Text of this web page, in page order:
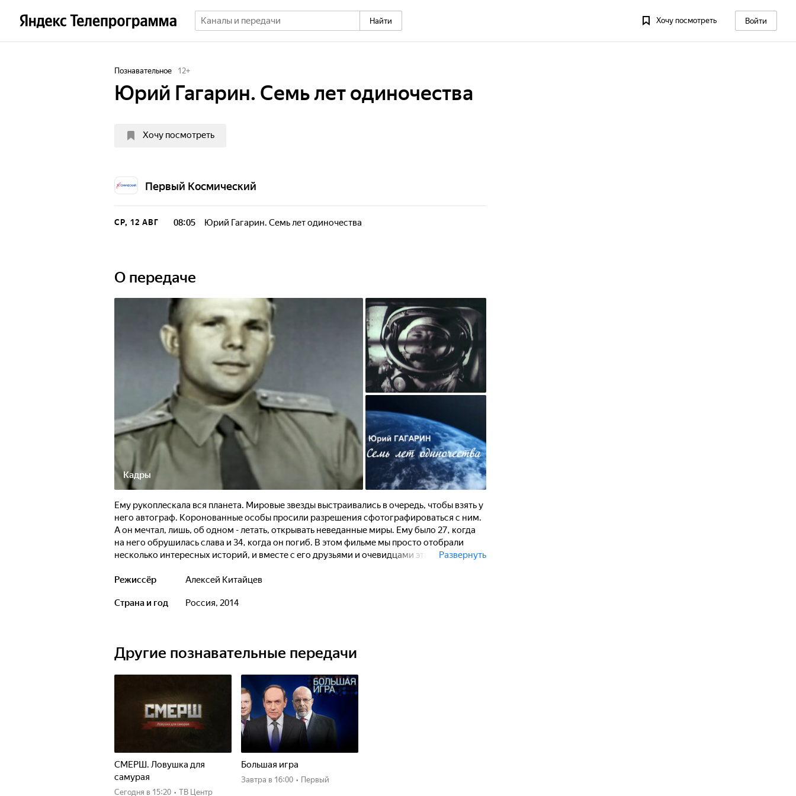
Найти Хочу посмотреть Войти
Познавательное 12+
Юрий Гагарин. Семь лет одиночества
Хочу посмотреть
Первый Космический
СР, 12 АВГ 08:05 Юрий Гагарин. Семь лет одиночества
О передаче
Кадры
Ему рукоплескала вся планета. Мировые звезды выстраивались в очередь, чтобы взять у
него автограф. Коронованные особы просили разрешения сфотографироваться с ним.
А он мечтал, лишь, об одном - летать, открывать неведанные миры. Ему было 27, когда
на него обрушилась слава и 34, когда он погиб. В этом фильме мы просто отобрали
несколько интересных историй, и вместе с его друзьями и очевидцами этих событий,
самой минуты, которой он посвятил всю свою жизнь.
Развернуть
Режиссёр Алексей Китайцев
Страна и год Россия, 2014
Другие познавательные передачи
СМЕРШ. Ловушка для
самурая
Сегодня в 15:20 • ТВ Центр
Большая игра
Завтра в 16:00 • Первый